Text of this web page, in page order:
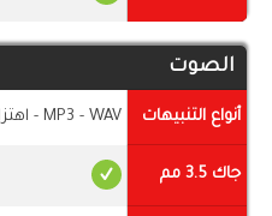
الصوت
أنواع التنبيهات MP3 - WAV - اهتزاز
جاك 3.5 مم